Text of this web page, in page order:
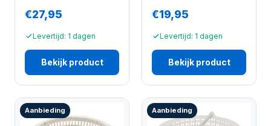
€27,95
Levertijd: 1 dagen
Bekijk product
€19,95
Levertijd: 1 dagen
Bekijk product
Aanbieding Aanbieding